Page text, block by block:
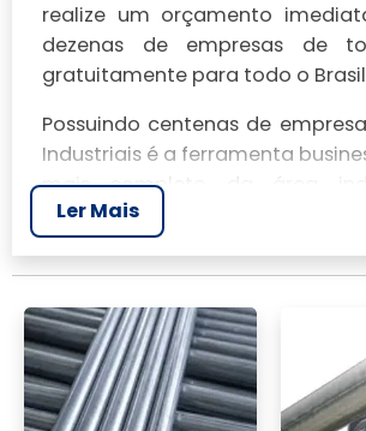
realize um orçamento
dezenas de empresas de
gratuitamente para todo o Brasil
Possuindo centenas de
Industriais é a ferramenta
mais completo da área
realizar um orçamento de Tubo
em um ou mais dos anuciantes a
Ler Mais